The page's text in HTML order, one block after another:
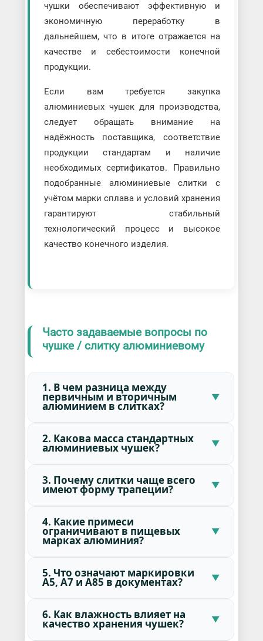
чушки обеспечивают эффективную и
экономичную переработку в
дальнейшем, что в итоге отражается на
качестве и себестоимости конечной
продукции.
Если вам требуется закупка
алюминиевых чушек для производства,
следует обращать внимание на
надёжность поставщика, соответствие
продукции стандартам и наличие
необходимых сертификатов. Правильно
подобранные алюминиевые слитки с
учётом марки сплава и условий хранения
гарантируют стабильный
технологический процесс и высокое
качество конечного изделия.
Часто задаваемые вопросы по
чушке / слитку алюминиевому
1. В чем разница между
первичным и вторичным
алюминием в слитках?
2. Какова масса стандартных
алюминиевых чушек?
3. Почему слитки чаще всего
имеют форму трапеции?
4. Какие примеси
ограничивают в пищевых
марках алюминия?
5. Что означают маркировки
А5, А7 и А85 в документах?
6. Как влажность влияет на
качество хранения чушек?